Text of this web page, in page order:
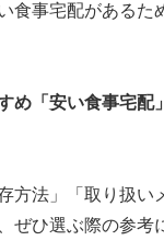
食事宅配があるた
め「安い食事宅配
方法」「取り扱い
ぜひ選ぶ際の参考